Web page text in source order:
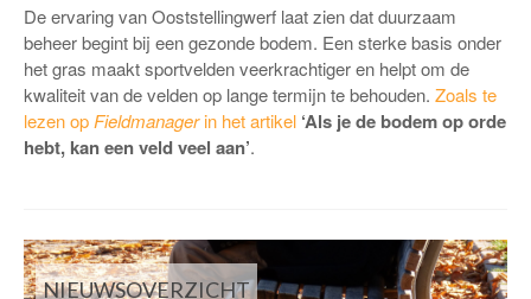
De ervaring van Ooststellingwerf laat zien dat duurzaam
beheer begint bij een gezonde bodem. Een sterke basis onder
het gras maakt sportvelden veerkrachtiger en helpt om de
kwaliteit van de velden op lange termijn te behouden. Zoals te
lezen op Fieldmanagerin het artikel ‘Als je de bodem op orde
hebt, kan een veld veel aan’.
NIEUWSOVERZICHT